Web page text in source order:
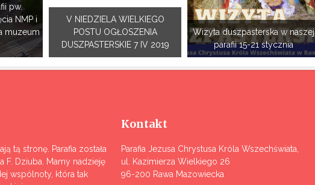
pw.
NMP i
muzeum
V NIEDZIELA WIELKIEGO
POSTU OGŁOSZENIA
DUSZPASTERSKIE 7 IV 2019
Wizyta duszpasterska w naszej
parafii 15-21 stycznia
tą stronę. Parafia została
F. Dziuba. Mamy nadzieję
wspólnoty, która tak
Kontakt
Parafia Jezusa Chrystusa Króla Wszechświata,
ul. Kazimierza Wielkiego 26
96-200 Rawa Mazowiecka